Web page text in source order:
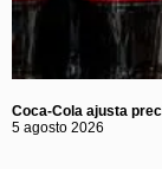
Coca-Cola ajusta
5 agosto 2026